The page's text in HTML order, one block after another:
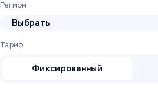
Регион
Выбрать
Тариф
Фиксированный